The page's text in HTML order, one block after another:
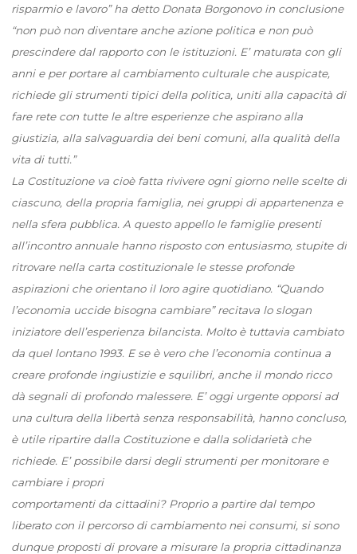
risparmio e lavoro” ha detto Donata Borgonovo in conclusione
“non può non diventare anche azione politica e non può
prescindere dal rapporto con le istituzioni. E’ maturata con gli
anni e per portare al cambiamento culturale che auspicate,
richiede gli strumenti tipici della politica, uniti alla capacità di
fare rete con tutte le altre esperienze che aspirano alla
giustizia, alla salvaguardia dei beni comuni, alla qualità della
vita di tutti.”
La Costituzione va cioè fatta rivivere ogni giorno nelle scelte di
ciascuno, della propria famiglia, nei gruppi di appartenenza e
nella sfera pubblica. A questo appello le famiglie presenti
all’incontro annuale hanno risposto con entusiasmo, stupite di
ritrovare nella carta costituzionale le stesse profonde
aspirazioni che orientano il loro agire quotidiano. “Quando
l’economia uccide bisogna cambiare” recitava lo slogan
iniziatore dell’esperienza bilancista. Molto è tuttavia cambiato
da quel lontano 1993. E se è vero che l’economia continua a
creare profonde ingiustizie e squilibri, anche il mondo ricco
dà segnali di profondo malessere. E’ oggi urgente opporsi ad
una cultura della libertà senza responsabilità, hanno concluso,
è utile ripartire dalla Costituzione e dalla solidarietà che
richiede. E’ possibile darsi degli strumenti per monitorare e
cambiare i propri
comportamenti da cittadini? Proprio a partire dal tempo
liberato con il percorso di cambiamento nei consumi, si sono
dunque proposti di provare a misurare la propria cittadinanza